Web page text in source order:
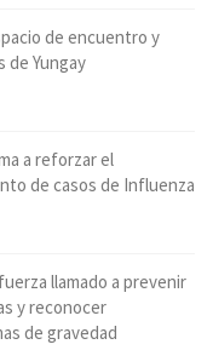
de encuentro y
de Yungay
a reforzar el
de casos de Influenza
llamado a prevenir
y reconocer
de gravedad